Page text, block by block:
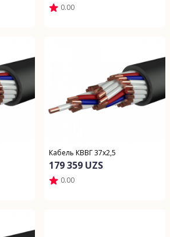
0.00
Кабель КВВГ 37х2,5
179 359 UZS
0.00